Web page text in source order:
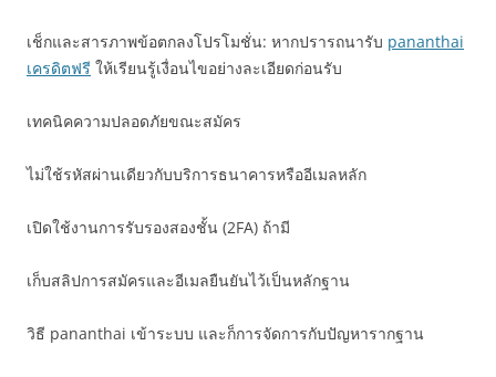
เช็กและสารภาพข้อตกลงโปรโมชั่น: หากปรารถนารับ pananthai
เครดิตฟรี ให้เรียนรู้เงื่อนไขอย่างละเอียดก่อนรับ
เทคนิคความปลอดภัยขณะสมัคร
ไม่ใช้รหัสผ่านเดียวกับบริการธนาคารหรืออีเมลหลัก
เปิดใช้งานการรับรองสองชั้น (2FA) ถ้ามี
เก็บสลิปการสมัครและอีเมลยืนยันไว้เป็นหลักฐาน
วิธี pananthai เข้าระบบ และก็การจัดการกับปัญหารากฐาน